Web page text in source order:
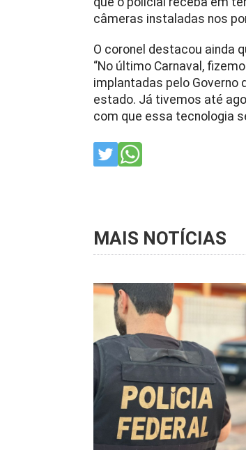
câmeras instaladas nos
O coronel destacou ainda
“No último Carnaval,
implantadas pelo Governo
estado. Já tivemos até
com que essa tecnologia
MAIS NOTÍCIAS